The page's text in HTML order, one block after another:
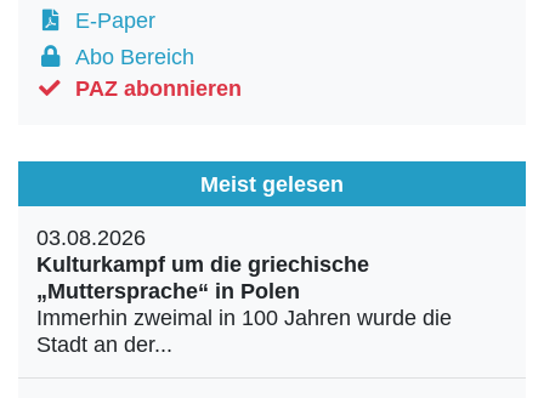
E-Paper
Abo Bereich
PAZ abonnieren
Meist gelesen
03.08.2026
Kulturkampf um die griechische
„Muttersprache“ in Polen
Immerhin zweimal in 100 Jahren wurde die
Stadt an der...